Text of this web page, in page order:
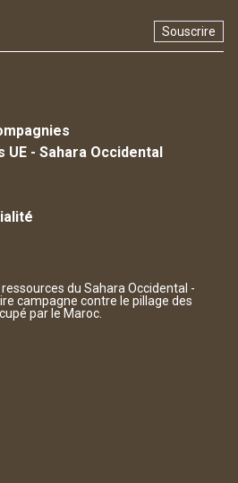
Souscrire
- Sahara Occidental
du Sahara Occidental -
campagne contre le pillage des
par le Maroc.